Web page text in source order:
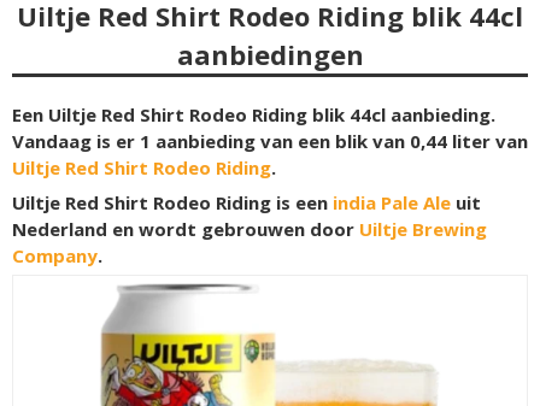
Uiltje Red Shirt Rodeo Riding blik 44cl
aanbiedingen
Een Uiltje Red Shirt Rodeo Riding blik 44cl aanbieding.
Vandaag is er 1 aanbieding van een blik van 0,44 liter van
Uiltje Red Shirt Rodeo Riding.
Uiltje Red Shirt Rodeo Riding is een india Pale Ale uit
Nederland en wordt gebrouwen door Uiltje Brewing
Company.